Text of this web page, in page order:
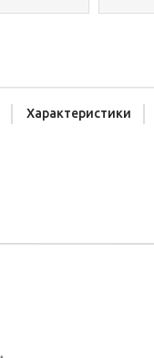
Характеристики